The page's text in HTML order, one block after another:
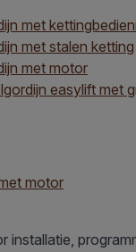
met
met stalen ketting
met motor
easylift met
motor
installatie,